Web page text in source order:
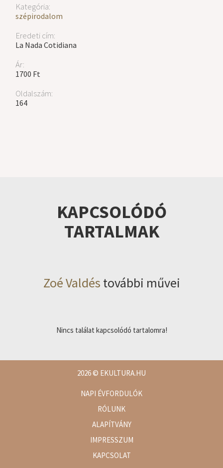
Kategória:
szépirodalom
Eredeti cím:
La Nada Cotidiana
Ár:
1700 Ft
Oldalszám:
164
KAPCSOLÓDÓ
TARTALMAK
Zoé Valdés további művei
Nincs találat kapcsolódó tartalomra!
2026© EKULTURA.HU
NAPI ÉVFORDULÓK
RÓLUNK
ALAPÍTVÁNY
IMPRESSZUM
KAPCSOLAT